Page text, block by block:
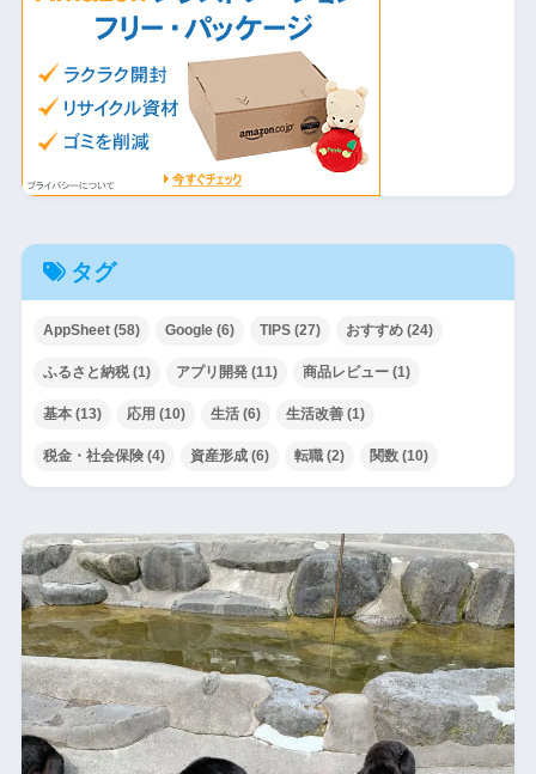
タグ
AppSheet(58) Google(6) TIPS(27) おすすめ(24)
ふるさと納税(1) アプリ開発(11) 商品レビュー(1)
基本(13) 応用 (10) 生活(6) 生活改善(1)
税金・社会保険(4) 資産形成(6) 転職(2) 関数(10)